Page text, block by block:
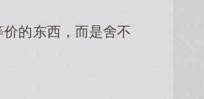
的东西，而是舍不